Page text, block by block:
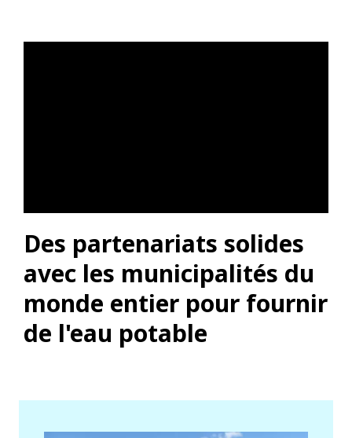
Des partenariats solides
avec les municipalités du
monde entier pour fournir
de l'eau potable